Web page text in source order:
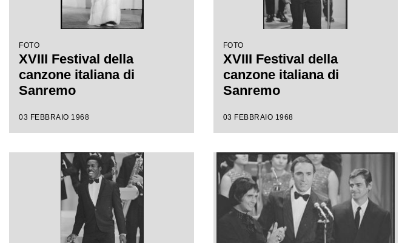
FOTO
XVIII Festival della
canzone italiana di
Sanremo
03 FEBBRAIO 1968
FOTO
XVIII Festival della
canzone italiana di
Sanremo
03 FEBBRAIO 1968